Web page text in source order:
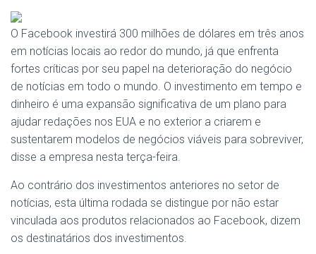
O Facebook investirá 300 milhões de dólares em três anos
em notícias locais ao redor do mundo, já que enfrenta
fortes críticas por seu papel na deterioração do negócio
de notícias em todo o mundo. O investimento em tempo e
dinheiro é uma expansão significativa de um plano para
ajudar redações nos EUA e no exterior a criarem e
sustentarem modelos de negócios viáveis ​​para sobreviver,
disse a empresa nesta terça-feira.
Ao contrário dos investimentos anteriores no setor de
notícias, esta última rodada se distingue por não estar
vinculada aos produtos relacionados ao Facebook, dizem
os destinatários dos investimentos.